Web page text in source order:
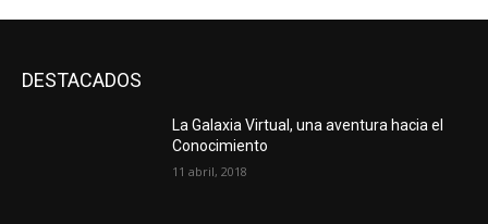
DESTACADOS
La Galaxia Virtual, una aventura hacia el
Conocimiento
11 abril, 2018